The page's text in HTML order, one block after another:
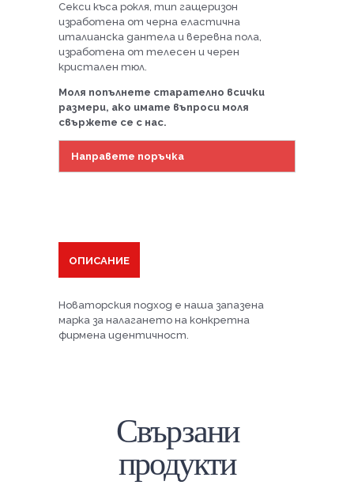
Секси къса рокля, тип гащеризон
изработена от черна еластична
италианска дантела и веревна пола,
изработена от телесен и черен
кристален тюл.
Моля попълнете старателно всички
размери, ако имате въпроси моля
свържете се с нас.
Направете поръчка
ОПИСАНИЕ
Новаторския подход е наша запазена
марка за налагането на конкретна
фирмена идентичност.
Свързани
продукти